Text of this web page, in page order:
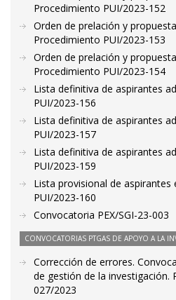
Procedimiento PUI/2023-152
Orden de prelación y
Procedimiento PUI/2023-153
Orden de prelación y
Procedimiento PUI/2023-154
Lista definitiva de aspirantes
PUI/2023-156
Lista definitiva de aspirantes
PUI/2023-157
Lista definitiva de aspirantes
PUI/2023-159
Lista provisional de aspirantes
PUI/2023-160
Convocatoria PEX/SGI-23-003
CONVOCATORIAS PTGAS DE APOYO A LA
Corrección de errores.
de gestión de la investigación.
027/2023